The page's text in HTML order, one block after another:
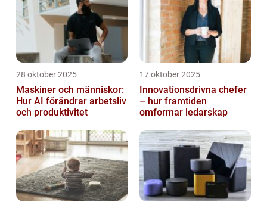
28 oktober 2025
Maskiner och människor:
Hur AI förändrar arbetsliv
och produktivitet
17 oktober 2025
Innovationsdrivna chefer
– hur framtiden
omformar ledarskap